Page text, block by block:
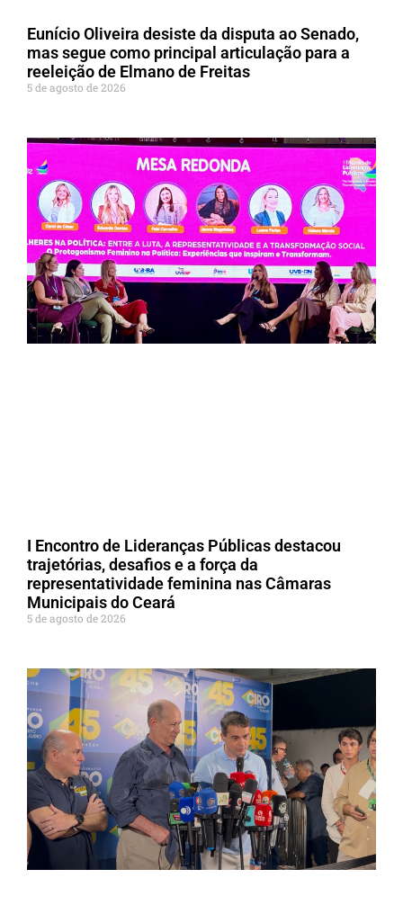
Eunício Oliveira desiste da disputa ao Senado,
mas segue como principal articulação para a
reeleição de Elmano de Freitas
5 de agosto de 2026
I Encontro de Lideranças Públicas destacou
trajetórias, desafios e a força da
representatividade feminina nas Câmaras
Municipais do Ceará
5 de agosto de 2026